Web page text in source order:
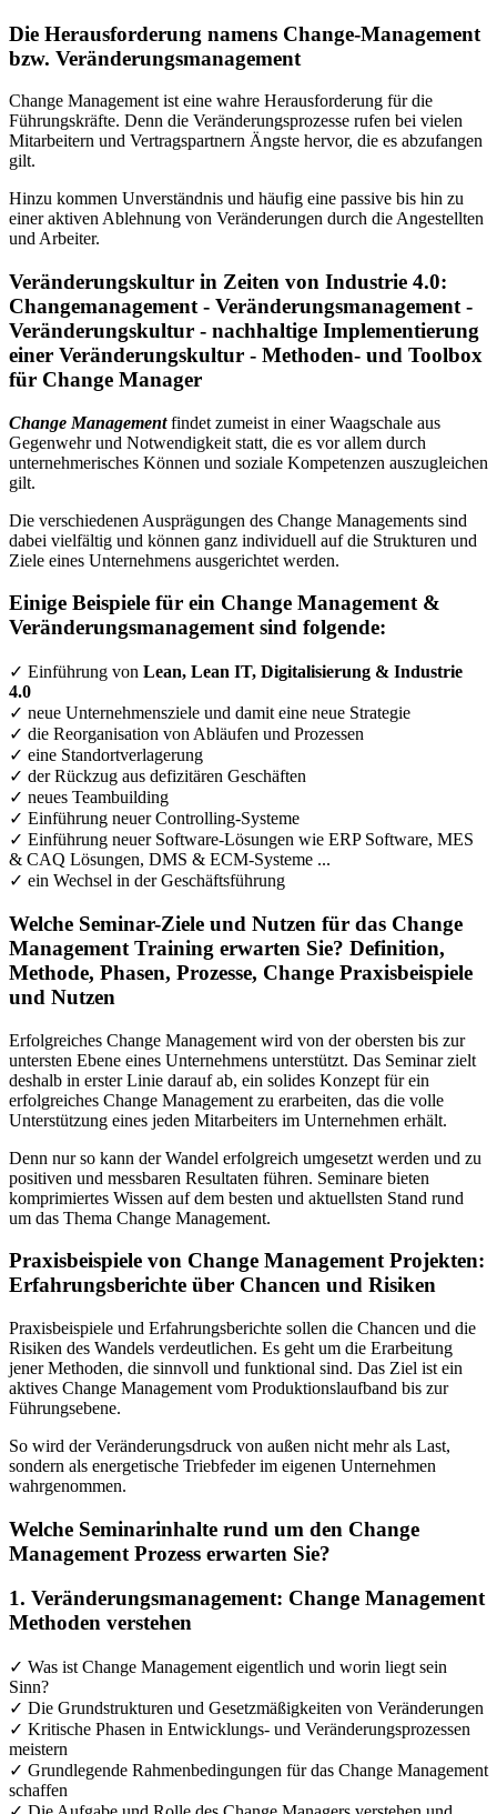
Die Herausforderung namens Change-Management
bzw. Veränderungsmanagement
Change Management ist eine wahre Herausforderung für die
Führungskräfte. Denn die Veränderungsprozesse rufen bei vielen
Mitarbeitern und Vertragspartnern Ängste hervor, die es abzufangen
gilt.
Hinzu kommen Unverständnis und häufig eine passive bis hin zu
einer aktiven Ablehnung von Veränderungen durch die Angestellten
und Arbeiter.
Veränderungskultur in Zeiten von Industrie 4.0:
Changemanagement - Veränderungsmanagement -
Veränderungskultur - nachhaltige Implementierung
einer Veränderungskultur - Methoden- und Toolbox
für Change Manager
Change Managementfindet zumeist in einer Waagschale aus
Gegenwehr und Notwendigkeit statt, die es vor allem durch
unternehmerisches Können und soziale Kompetenzen auszugleichen
gilt.
Die verschiedenen Ausprägungen des Change Managements sind
dabei vielfältig und können ganz individuell auf die Strukturen und
Ziele eines Unternehmens ausgerichtet werden.
Einige Beispiele für ein Change Management &
Veränderungsmanagement sind folgende:
✓ Einführung von Lean, Lean IT, Digitalisierung & Industrie
4.0
✓ neue Unternehmensziele und damit eine neue Strategie
✓ die Reorganisation von Abläufen und Prozessen
✓ eine Standortverlagerung
✓ der Rückzug aus defizitären Geschäften
✓ neues Teambuilding
✓ Einführung neuer Controlling-Systeme
✓ Einführung neuer Software-Lösungen wie ERP Software, MES
& CAQ Lösungen, DMS & ECM-Systeme ...
✓ ein Wechsel in der Geschäftsführung
Welche Seminar-Ziele und Nutzen für das Change
Management Training erwarten Sie? Definition,
Methode, Phasen, Prozesse, Change Praxisbeispiele
und Nutzen
Erfolgreiches Change Management wird von der obersten bis zur
untersten Ebene eines Unternehmens unterstützt. Das Seminar zielt
deshalb in erster Linie darauf ab, ein solides Konzept für ein
erfolgreiches Change Management zu erarbeiten, das die volle
Unterstützung eines jeden Mitarbeiters im Unternehmen erhält.
Denn nur so kann der Wandel erfolgreich umgesetzt werden und zu
positiven und messbaren Resultaten führen. Seminare bieten
komprimiertes Wissen auf dem besten und aktuellsten Stand rund
um das Thema Change Management.
Praxisbeispiele von Change Management Projekten:
Erfahrungsberichte über Chancen und Risiken
Praxisbeispiele und Erfahrungsberichte sollen die Chancen und die
Risiken des Wandels verdeutlichen. Es geht um die Erarbeitung
jener Methoden, die sinnvoll und funktional sind. Das Ziel ist ein
aktives Change Management vom Produktionslaufband bis zur
Führungsebene.
So wird der Veränderungsdruck von außen nicht mehr als Last,
sondern als energetische Triebfeder im eigenen Unternehmen
wahrgenommen.
Welche Seminarinhalte rund um den Change
Management Prozess erwarten Sie?
1. Veränderungsmanagement: Change Management
Methoden verstehen
✓ Was ist Change Management eigentlich und worin liegt sein
Sinn?
✓ Die Grundstrukturen und Gesetzmäßigkeiten von Veränderungen
✓ Kritische Phasen in Entwicklungs- und Veränderungsprozessen
meistern
✓ Grundlegende Rahmenbedingungen für das Change Management
schaffen